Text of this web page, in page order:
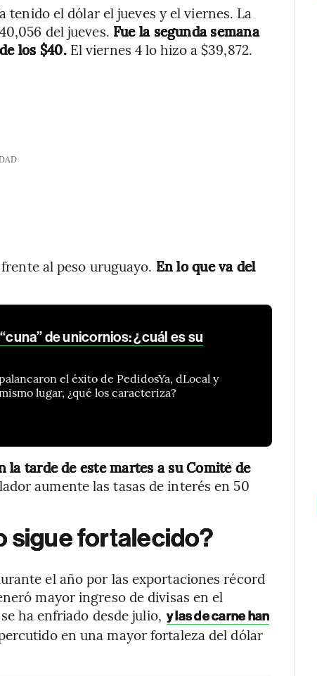
tenido el dólar el jueves y el viernes. La
del jueves. Fue la segunda semana
los $40.El viernes 4 lo hizo a $39,872.
al peso uruguayo. En lo que va del
de unicornios: ¿cuál es su
el éxito de PedidosYa, dLocal y
lugar, ¿qué los caracteriza?
la tarde de este martes a su Comité de
aumente las tasas de interés en 50
sigue fortalecido?
el año por las exportaciones récord
mayor ingreso de divisas en el
ha enfriado desde julio, y las de carne han
en una mayor fortaleza del dólar